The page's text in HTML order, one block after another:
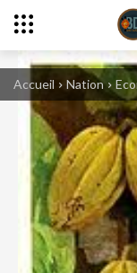
Accueil Nation